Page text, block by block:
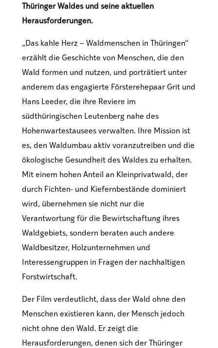
Thüringer Waldes und seine aktuellen
Herausforderungen.
„Das kahle Herz – Waldmenschen in Thüringen“
erzählt die Geschichte von Menschen, die den
Wald formen und nutzen, und porträtiert unter
anderem das engagierte Försterehepaar Grit und
Hans Leeder, die ihre Reviere im
südthüringischen Leutenberg nahe des
Hohenwartestausees verwalten. Ihre Mission ist
es, den Waldumbau aktiv voranzutreiben und die
ökologische Gesundheit des Waldes zu erhalten.
Mit einem hohen Anteil an Kleinprivatwald, der
durch Fichten- und Kiefernbestände dominiert
wird, übernehmen sie nicht nur die
Verantwortung für die Bewirtschaftung ihres
Waldgebiets, sondern beraten auch andere
Waldbesitzer, Holzunternehmen und
Interessengruppen in Fragen der nachhaltigen
Forstwirtschaft.
Der Film verdeutlicht, dass der Wald ohne den
Menschen existieren kann, der Mensch jedoch
nicht ohne den Wald. Er zeigt die
Herausforderungen, denen sich der Thüringer